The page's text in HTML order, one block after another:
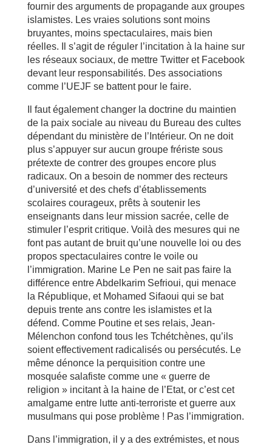
fournir des arguments de propagande aux groupes
islamistes. Les vraies solutions sont moins
bruyantes, moins spectaculaires, mais bien
réelles. Il s’agit de réguler l’incitation à la haine sur
les réseaux sociaux, de mettre Twitter et Facebook
devant leur responsabilités. Des associations
comme l’UEJF se battent pour le faire.
Il faut également changer la doctrine du maintien
de la paix sociale au niveau du Bureau des cultes
dépendant du ministère de l’Intérieur. On ne doit
plus s’appuyer sur aucun groupe frériste sous
prétexte de contrer des groupes encore plus
radicaux. On a besoin de nommer des recteurs
d’université et des chefs d’établissements
scolaires courageux, prêts à soutenir les
enseignants dans leur mission sacrée, celle de
stimuler l’esprit critique. Voilà des mesures qui ne
font pas autant de bruit qu’une nouvelle loi ou des
propos spectaculaires contre le voile ou
l’immigration. Marine Le Pen ne sait pas faire la
différence entre Abdelkarim Sefrioui, qui menace
la République, et Mohamed Sifaoui qui se bat
depuis trente ans contre les islamistes et la
défend. Comme Poutine et ses relais, Jean-
Mélenchon confond tous les Tchétchènes, qu’ils
soient effectivement radicalisés ou persécutés. Le
même dénonce la perquisition contre une
mosquée salafiste comme une « guerre de
religion » incitant à la haine de l’Etat, or c’est cet
amalgame entre lutte anti-terroriste et guerre aux
musulmans qui pose problème ! Pas l’immigration.
Dans l’immigration, il y a des extrémistes, et nous